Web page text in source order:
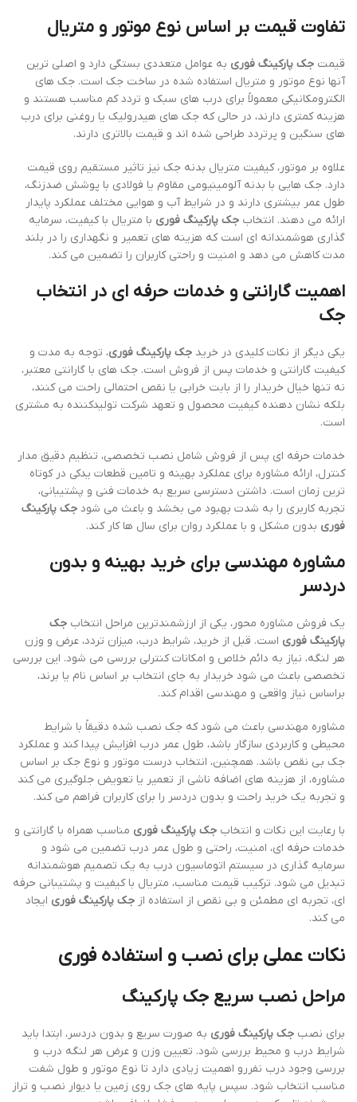
تفاوت قیمت بر اساس نوع موتور و متریال
قیمت جک پارکینگ فوری به عوامل متعددی بستگی دارد و اصلی ترین
آنها نوع موتور و متریال استفاده شده در ساخت جک است. جک های
الکترومکانیکی معمولاً برای درب های سبک و تردد کم مناسب هستند و
هزینه کمتری دارند، در حالی که جک های هیدرولیک یا روغنی برای درب
های سنگین و پرتردد طراحی شده اند و قیمت بالاتری دارند.
علاوه بر موتور، کیفیت متریال بدنه جک نیز تاثیر مستقیم روی قیمت
دارد. جک هایی با بدنه آلومینیومی مقاوم یا فولادی با پوشش ضدزنگ،
طول عمر بیشتری دارند و در شرایط آب و هوایی مختلف عملکرد پایدار
ارائه می دهند. انتخاب جک پارکینگ فوری با متریال با کیفیت، سرمایه
گذاری هوشمندانه ای است که هزینه های تعمیر و نگهداری را در بلند
مدت کاهش می دهد و امنیت و راحتی کاربران را تضمین می کند.
اهمیت گارانتی و خدمات حرفه ای در انتخاب
جک
یکی دیگر از نکات کلیدی در خرید جک پارکینگ فوری، توجه به مدت و
کیفیت گارانتی و خدمات پس از فروش است. جک های با گارانتی معتبر،
نه تنها خیال خریدار را از بابت خرابی یا نقص احتمالی راحت می کنند،
بلکه نشان دهنده کیفیت محصول و تعهد شرکت تولیدکننده به مشتری
است.
خدمات حرفه ای پس از فروش شامل نصب تخصصی، تنظیم دقیق مدار
کنترل، ارائه مشاوره برای عملکرد بهینه و تامین قطعات یدکی در کوتاه
ترین زمان است. داشتن دسترسی سریع به خدمات فنی و پشتیبانی،
تجربه کاربری را به شدت بهبود می بخشد و باعث می شود جک پارکینگ
فوری بدون مشکل و با عملکرد روان برای سال ها کار کند.
مشاوره مهندسی برای خرید بهینه و بدون
دردسر
یک فروش مشاوره محور، یکی از ارزشمندترین مراحل انتخاب جک
پارکینگ فوری است. قبل از خرید، شرایط درب، میزان تردد، عرض و وزن
هر لنگه، نیاز به دائم خلاص و امکانات کنترلی بررسی می شود. این بررسی
تخصصی باعث می شود خریدار به جای انتخاب بر اساس نام یا برند،
براساس نیاز واقعی و مهندسی اقدام کند.
مشاوره مهندسی باعث می شود که جک نصب شده دقیقاً با شرایط
محیطی و کاربردی سازگار باشد، طول عمر درب افزایش پیدا کند و عملکرد
جک بی نقص باشد. همچنین، انتخاب درست موتور و نوع جک بر اساس
مشاوره، از هزینه های اضافه ناشی از تعمیر یا تعویض جلوگیری می کند
و تجربه یک خرید راحت و بدون دردسر را برای کاربران فراهم می کند.
با رعایت این نکات و انتخاب جک پارکینگ فوری مناسب همراه با گارانتی و
خدمات حرفه ای، امنیت، راحتی و طول عمر درب تضمین می شود و
سرمایه گذاری در سیستم اتوماسیون درب به یک تصمیم هوشمندانه
تبدیل می شود. ترکیب قیمت مناسب، متریال با کیفیت و پشتیبانی حرفه
ای، تجربه ای مطمئن و بی نقص از استفاده از جک پارکینگ فوری ایجاد
می کند.
نکات عملی برای نصب و استفاده فوری
مراحل نصب سریع جک پارکینگ
برای نصب جک پارکینگ فوری به صورت سریع و بدون دردسر، ابتدا باید
شرایط درب و محیط بررسی شود. تعیین وزن و عرض هر لنگه درب و
بررسی وجود درب نفررو اهمیت زیادی دارد تا نوع موتور و طول شفت
مناسب انتخاب شود. سپس پایه های جک روی زمین یا دیوار نصب و تراز